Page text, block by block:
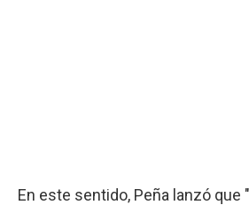
En este sentido, Peña lanzó que